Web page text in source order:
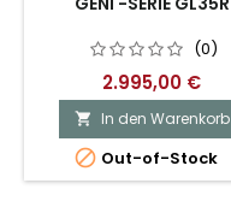
(0)
2.995,00 €
 In den Warenkorb
 Out-of-Stock